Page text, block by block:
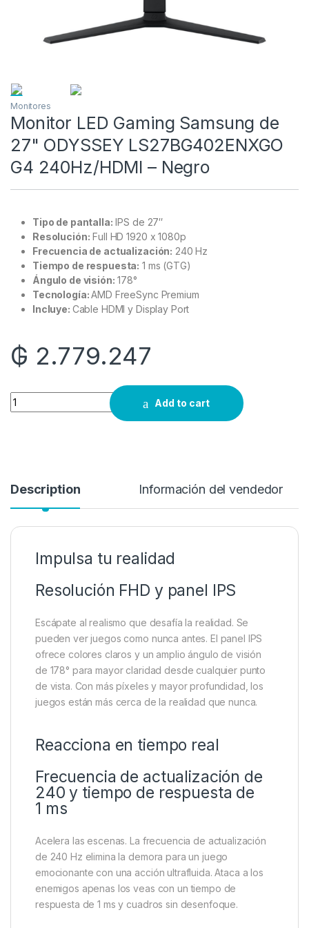
Monitores
Monitor LED Gaming Samsung de
27" ODYSSEY LS27BG402ENXGO
G4 240Hz/HDMI – Negro
Tipo de pantalla: IPS de 27″
Resolución: Full HD 1920 x 1080p
Frecuencia de actualización: 240 Hz
Tiempo de respuesta: 1 ms (GTG)
Ángulo de visión: 178°
Tecnología:AMD FreeSync Premium
Incluye: Cable HDMI y Display Port
₲ 2.779.247
Quantity
Add to cart
Description Información del vendedor
Impulsa tu realidad
Resolución FHD y panel IPS
Escápate al realismo que desafía la realidad. Se
pueden ver juegos como nunca antes. El panel IPS
ofrece colores claros y un amplio ángulo de visión
de 178° para mayor claridad desde cualquier punto
de vista. Con más píxeles y mayor profundidad, los
juegos están más cerca de la realidad que nunca.
Reacciona en tiempo real
Frecuencia de actualización de
240 y tiempo de respuesta de
1 ms
Acelera las escenas. La frecuencia de actualización
de 240 Hz elimina la demora para un juego
emocionante con una acción ultrafluida. Ataca a los
enemigos apenas los veas con un tiempo de
respuesta de 1 ms y cuadros sin desenfoque.